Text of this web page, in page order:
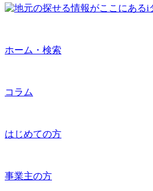
ホーム・検索
コラム
はじめての方
事業主の方